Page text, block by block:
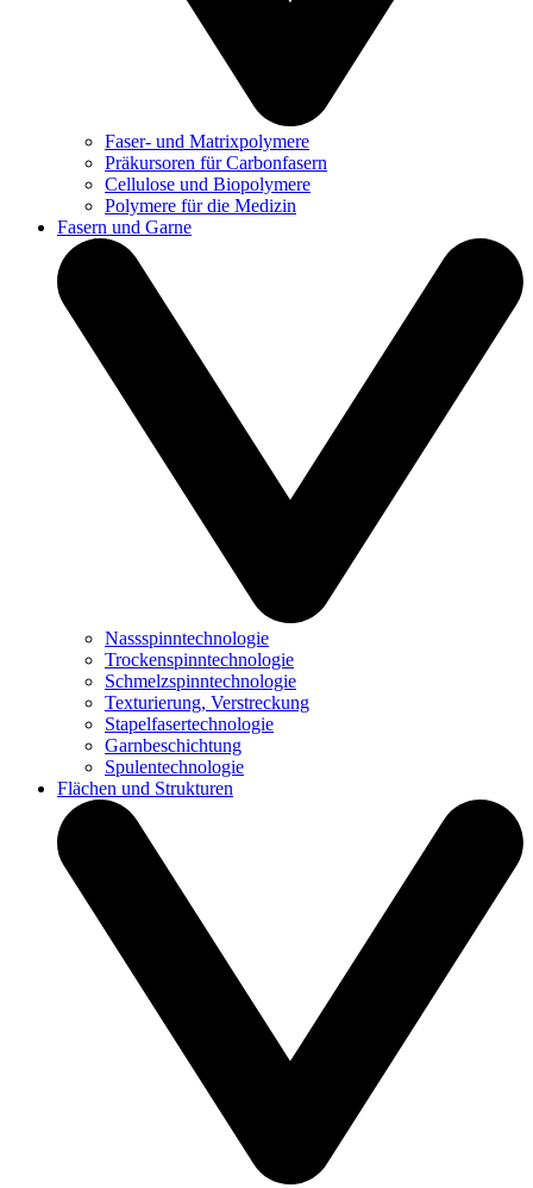
Faser- und Matrixpolymere
Präkursoren für Carbonfasern
Cellulose und Biopolymere
Polymere für die Medizin
Fasern und Garne
Nassspinntechnologie
Trockenspinntechnologie
Schmelzspinntechnologie
Texturierung, Verstreckung
Stapelfasertechnologie
Garnbeschichtung
Spulentechnologie
Flächen und Strukturen